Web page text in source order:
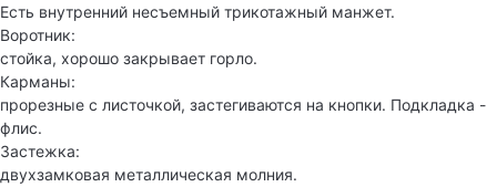
Есть внутренний несъемный трикотажный манжет.
Воротник:
стойка, хорошо закрывает горло.
Карманы:
прорезные с листочкой, застегиваются на кнопки. Подкладка -
флис.
Застежка:
двухзамковая металлическая молния.